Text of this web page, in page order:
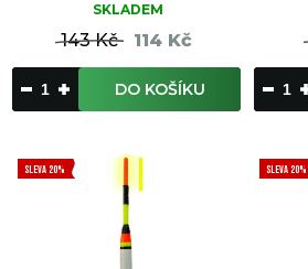
SKLADEM
143 Kč 114 Kč
DO KOŠÍKU
SLEVA 20% SLEVA 20%